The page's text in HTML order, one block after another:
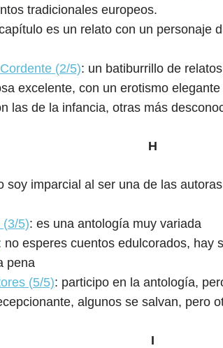
tradicionales europeos.
es un relato con un personaje
(2/5): un batiburrillo de
excelente, con un erotismo
las de la infancia, otras más
H
soy imparcial al ser una de las
(3/5): es una antología muy variada
no esperes cuentos edulcorados, hay
pena
(5/5): participo en la antología,
algunos se salvan, pero
I